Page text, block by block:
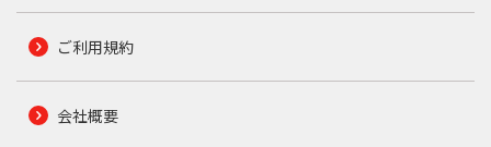
ご利用規約
会社概要